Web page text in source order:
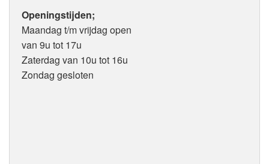
Openingstijden;
Maandag t/m vrijdag open
van 9u tot 17u
Zaterdag van 10u tot 16u
Zondag gesloten